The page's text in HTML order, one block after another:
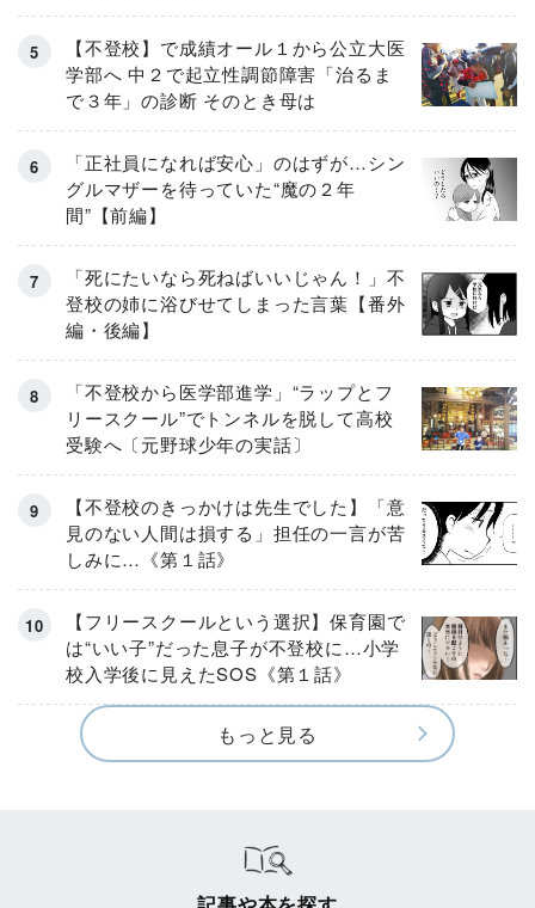
【不登校】で成績オール１から公立大医
学部へ 中２で起立性調節障害「治るま
で３年」の診断 そのとき母は
「正社員になれば安心」のはずが…シン
グルマザーを待っていた“魔の２年
間”【前編】
「死にたいなら死ねばいいじゃん！」不
登校の姉に浴びせてしまった言葉【番外
編・後編】
「不登校から医学部進学」“ラップとフ
リースクール”でトンネルを脱して高校
受験へ〔元野球少年の実話〕
【不登校のきっかけは先生でした】「意
見のない人間は損する」担任の一言が苦
しみに…《第１話》
【フリースクールという選択】保育園で
は“いい子”だった息子が不登校に…小学
校入学後に見えたSOS《第１話》
もっと見る